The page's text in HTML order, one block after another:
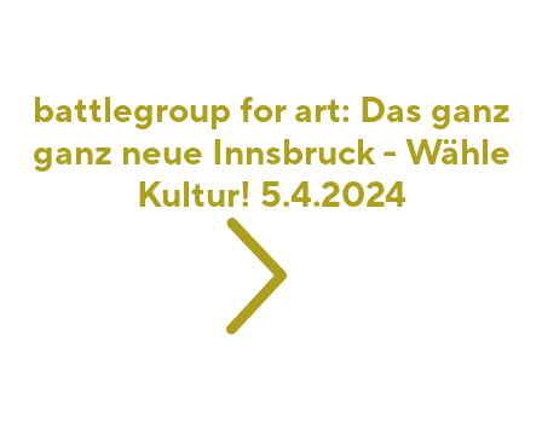
battlegroup for art: Das ganz
ganz neue Innsbruck - Wähle
Kultur! 5.4.2024